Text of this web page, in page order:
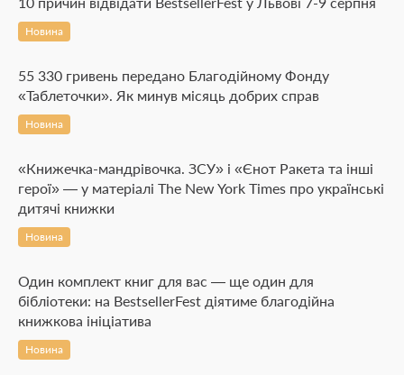
Новина
55 330 гривень передано Благодійному Фонду
«Таблеточки». Як минув місяць добрих справ
Новина
«Книжечка-мандрівочка. ЗСУ» і «Єнот Ракета та інші
герої» — у матеріалі The New York Times про українські
дитячі книжки
Новина
Один комплект книг для вас — ще один для
бібліотеки: на BestsellerFest діятиме благодійна
книжкова ініціатива
Новина